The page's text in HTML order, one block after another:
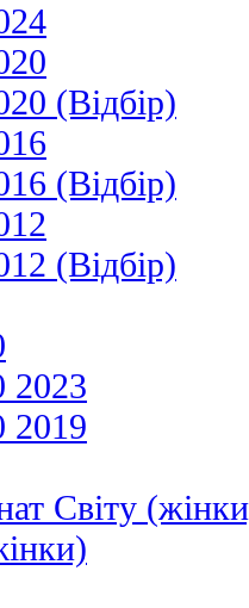
(Відбір)
(Відбір)
(Відбір)
Світу